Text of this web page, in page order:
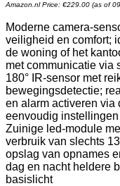
Amazon.nl Price: €229.00 (as of
Moderne camera-
veiligheid en comfort;
de woning of het
met communicatie via
180° IR-sensor met
bewegingsdetectie;
en alarm activeren via
eenvoudig
Zuinige led-module
verbruik van slechts
opslag van opnames
dag en nacht heldere
basislicht